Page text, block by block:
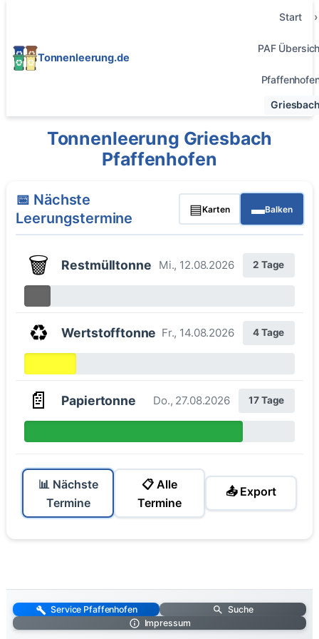
Tonnenleerung.de
Start
PAF
Tonnenleerung Griesbach
Pfaffenhofen
📅 Nächste
Leerungstermine
▤Karten ▬Balken
🗑️ Restmülltonne Mi., 12.08.2026 2 Tage
♻️ Wertstofftonne Fr., 14.08.2026 4 Tage
📄 Papiertonne Do., 27.08.2026 17 Tage
📊 Nächste
Termine
📋 Alle
Termine
📤 Export
Service Pfaffenhofen
Suche
Impressum